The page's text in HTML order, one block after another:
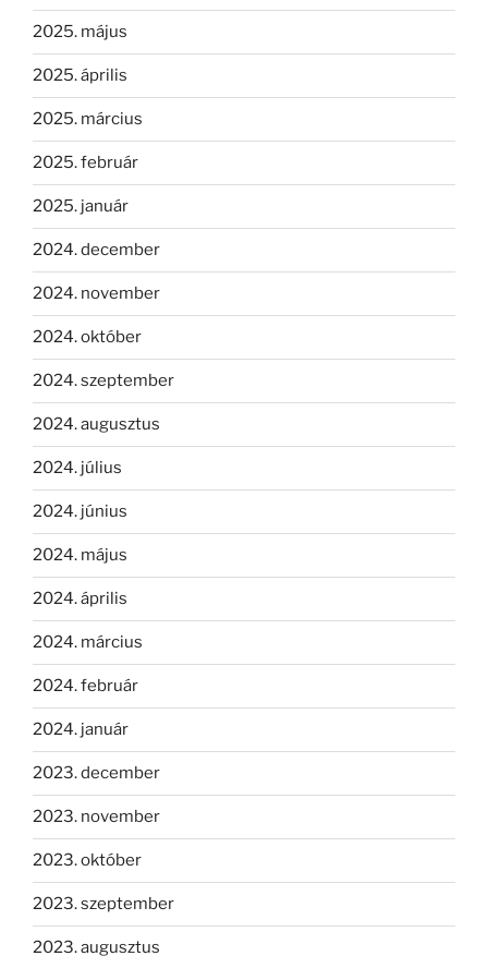
2025. május
2025. április
2025. március
2025. február
2025. január
2024. december
2024. november
2024. október
2024. szeptember
2024. augusztus
2024. július
2024. június
2024. május
2024. április
2024. március
2024. február
2024. január
2023. december
2023. november
2023. október
2023. szeptember
2023. augusztus